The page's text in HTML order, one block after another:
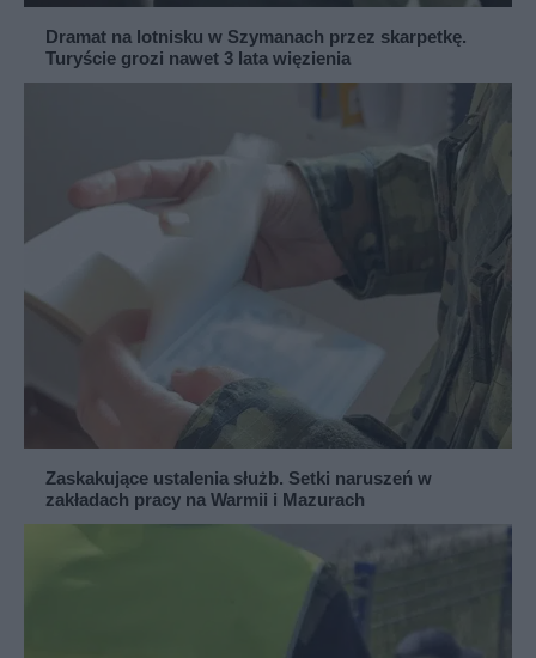
Dramat na lotnisku w Szymanach przez skarpetkę.
Turyście grozi nawet 3 lata więzienia
Zaskakujące ustalenia służb. Setki naruszeń w
zakładach pracy na Warmii i Mazurach